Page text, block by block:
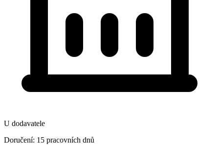
U dodavatele
Doručení: 15 pracovních dnů